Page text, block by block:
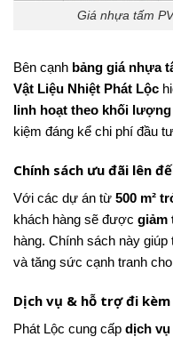
Giá nhựa tấm
Bên cạnh bảng giá nhựa
Vật Liệu Nhiệt Phát Lộc
linh hoạt theo khối
kiệm đáng kể chi phí đầu
Chính sách ưu đãi lên
Với các dự án từ 500 m²
khách hàng sẽ được giảm
hàng. Chính sách này
và tăng sức cạnh tranh
Dịch vụ & hỗ trợ đi kèm
Phát Lộc cung cấp dịch vụ